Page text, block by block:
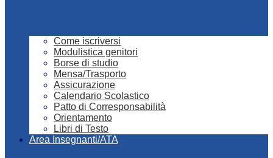
Come iscriversi
Modulistica genitori
Borse di studio
Mensa/Trasporto
Assicurazione
Calendario Scolastico
Patto di Corresponsabilità
Orientamento
Libri di Testo
Area Insegnanti/ATA